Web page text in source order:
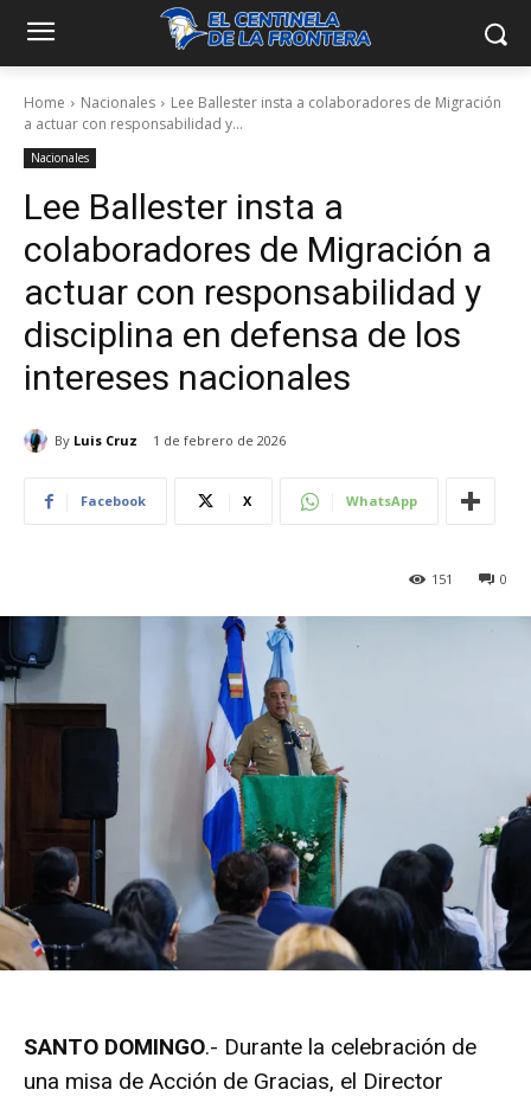
Home Nacionales
Lee Ballester insta a colaboradores de Migración
a actuar con responsabilidad y...
Nacionales
Lee Ballester insta a
colaboradores de Migración a
actuar con responsabilidad y
disciplina en defensa de los
intereses nacionales
By Luis Cruz 1 de febrero de 2026
Facebook X WhatsApp
0
151
SANTO DOMINGO.- Durante la celebración de
una misa de Acción de Gracias, el Director